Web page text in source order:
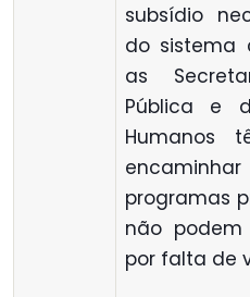
subsídio
do sistema
as
Pública e
Humanos
programas
não
por falta de